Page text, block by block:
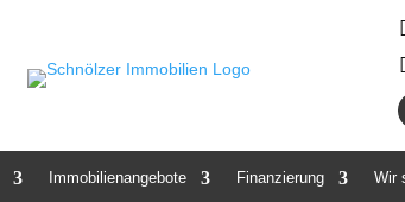
Immobilienangebote Finanzierung Wir